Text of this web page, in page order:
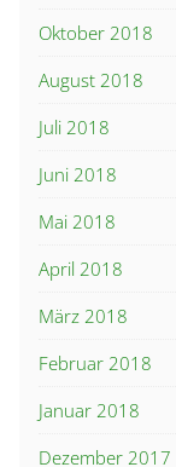
Oktober 2018
August 2018
Juli 2018
Juni 2018
Mai 2018
April 2018
März 2018
Februar 2018
Januar 2018
Dezember 2017